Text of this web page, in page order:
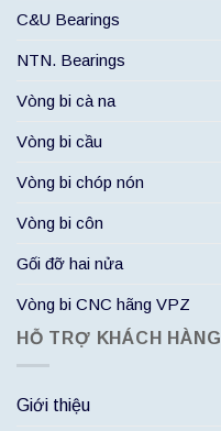
C&U Bearings
NTN. Bearings
Vòng bi cà na
Vòng bi cầu
Vòng bi chóp nón
Vòng bi côn
Gối đỡ hai nửa
Vòng bi CNC hãng VPZ
HỖ TRỢ KHÁCH HÀNG
Giới thiệu